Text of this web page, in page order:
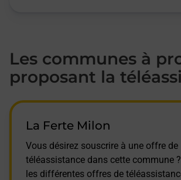
Les communes à
proposant la
La Ferte Milon
Vous désirez souscrire à une offre de
téléassistance dans cette commune
les différentes offres de